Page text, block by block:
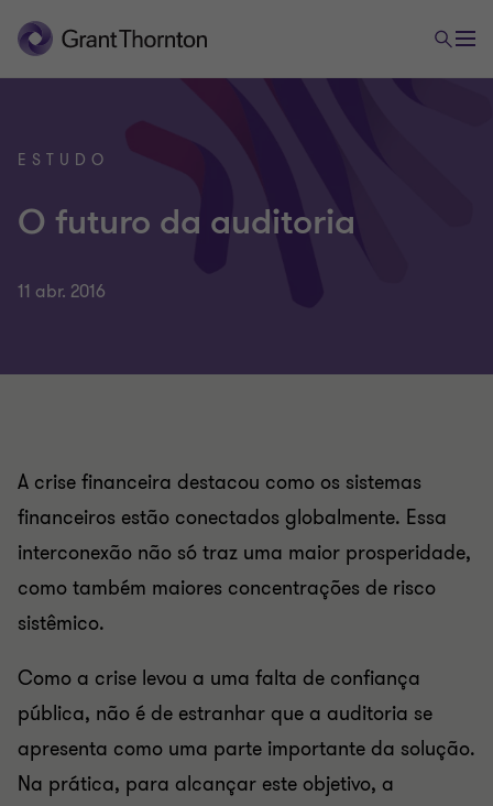
ESTUDO
O futuro da auditoria
11 abr. 2016
A crise financeira destacou como os sistemas
financeiros estão conectados globalmente. Essa
interconexão não só traz uma maior prosperidade,
como também maiores concentrações de risco
sistêmico.
Como a crise levou a uma falta de confiança
pública, não é de estranhar que a auditoria se
apresenta como uma parte importante da solução.
Na prática, para alcançar este objetivo, a